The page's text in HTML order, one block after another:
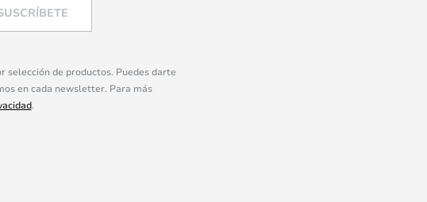
selección de productos. Puedes darte
en cada newsletter. Para más
.